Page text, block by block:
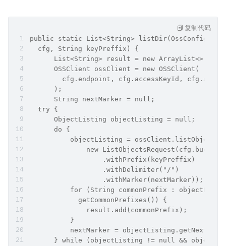
public static List<String> listDir(OssConfig
  cfg, String keyPreffix) {
      List<String> result = new ArrayList<>();
      OSSClient ossClient = new OSSClient(
cfg.endpoint, cfg.accessKeyId,
      );
      String nextMarker = null;
  try {
      ObjectListing objectListing = null;
      do {
          objectListing = ossClient.listObjects(
new
                  .withPrefix(keyPreffix)
                  .withDelimiter("/")
                  .withMarker(nextMarker));
for (String commonPrefix :
            getCommonPrefixes()) {
              result.add(commonPrefix);
          }
nextMarker =
} while (objectListing != null &&
复制代码